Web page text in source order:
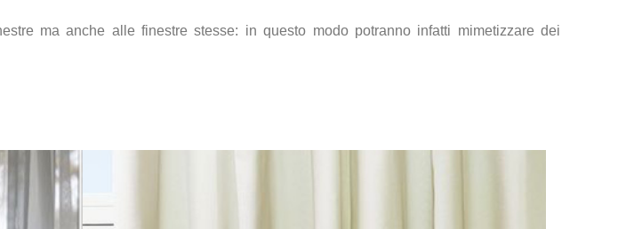
ma anche alle finestre stesse: in questo modo potranno infatti mimetizzare dei